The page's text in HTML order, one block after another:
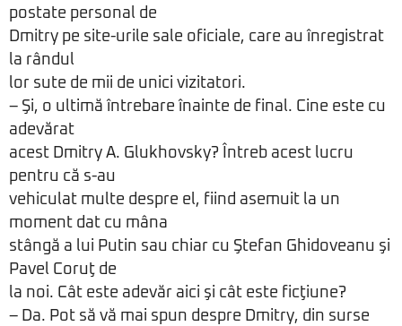
postate personal de
Dmitry pe site-urile sale oficiale, care au înregistrat
la rândul
lor sute de mii de unici vizitatori.
– Şi, o ultimă întrebare înainte de final. Cine este cu
adevărat
acest Dmitry A. Glukhovsky? Întreb acest lucru
pentru că s-au
vehiculat multe despre el, fiind asemuit la un
moment dat cu mâna
stângă a lui Putin sau chiar cu Ştefan Ghidoveanu şi
Pavel Coruţ de
la noi. Cât este adevăr aici şi cât este ficţiune?
– Da. Pot să vă mai spun despre Dmitry, din surse